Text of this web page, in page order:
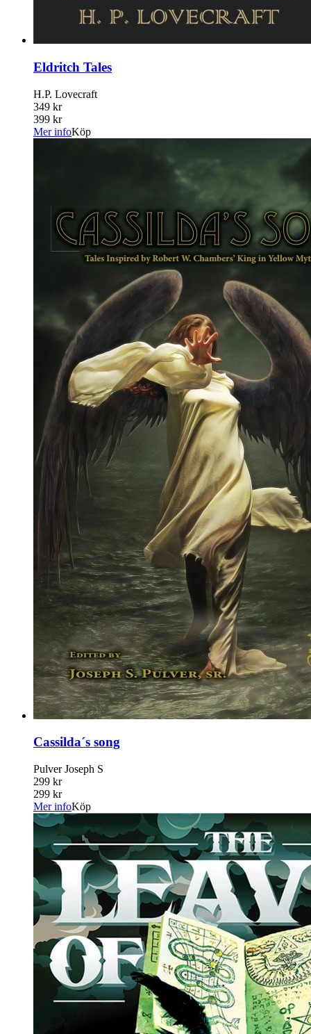
Eldritch Tales
H.P. Lovecraft
349 kr
399 kr
Mer infoKöp
Cassilda´s song
Pulver Joseph S
299 kr
299 kr
Mer infoKöp